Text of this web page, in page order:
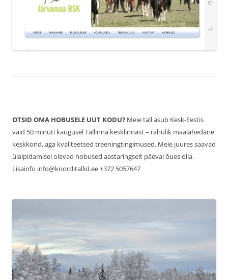
OTSID OMA HOBUSELE UUT KODU? Meie tall asub Kesk-Eestis
vaid 50 minuti kaugusel Tallinna kesklinnast – rahulik maalähedane
keskkond, aga kvaliteetsed treeningtingimused. Meie juures saavad
ülalpidamisel olevad hobused aastaringselt päeval õues olla.
Lisainfo info@koorditallid.ee +372 5057647